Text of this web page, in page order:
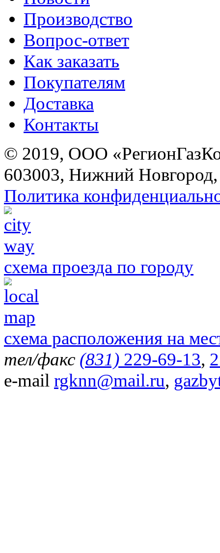
Производство
Вопрос-ответ
Как заказать
Покупателям
Доставка
Контакты
© 2019, ООО
603003, Нижний
Политика
схема проезда по городу
схема расположения на
тел/факс (831) 229-69-13,
e-mail rgknn@mail.ru,